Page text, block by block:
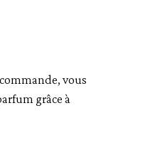
vous
grâce à